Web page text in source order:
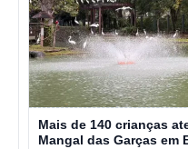
Mais de 140 crianças
Mangal das Garças em